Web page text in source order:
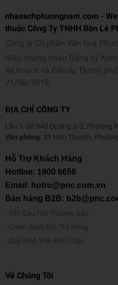
nhasachphuongnam.com -
thuộc Công Ty TNHH Bán Lẻ
Công ty Cổ phần Văn hoá
Giấy chứng nhận Đăng ký
Kế hoạch và Đầu tư Thành
21/06/2019
ĐỊA CHỈ CÔNG TY
Lầu 1, Số 940 Đường 3/2, Phường
Văn phòng: 31 Hàn Thuyên,
Hỗ Trợ Khách Hàng
Hotline: 1900 6656
Email: hotro@pnc.com.vn
Bán hàng B2B:
Các Câu Hỏi Thường Gặp
Chính Sách Đổi/Trả Hàng
Quy Định Viết Bình Luận
Về Chúng Tôi